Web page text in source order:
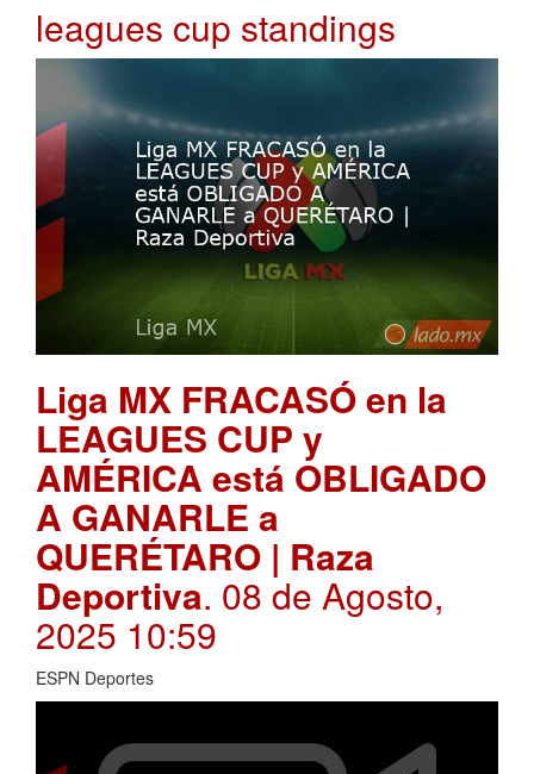
leagues cup standings
Liga MX FRACASÓ en la
LEAGUES CUP y
AMÉRICA está OBLIGADO
A GANARLE a
QUERÉTARO | Raza
Deportiva. 08 de Agosto,
2025 10:59
ESPN Deportes